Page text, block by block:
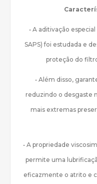
• A aditivação
SAPS) foi estudada e
proteção do
• Além disso,
reduzindo o desgaste
mais extremas
• A propriedade
permite uma
eficazmente o atrito e